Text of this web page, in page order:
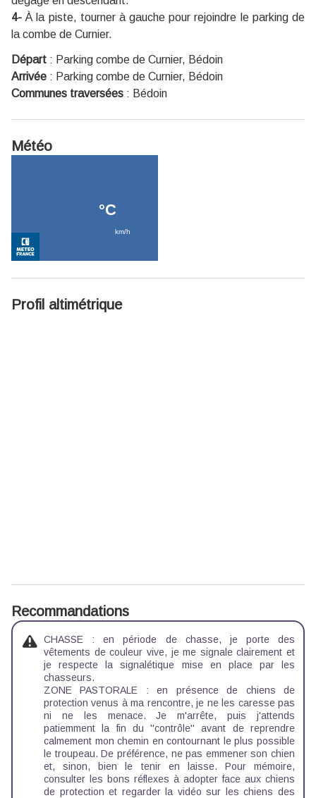
4- À la piste, tourner à gauche pour rejoindre le parking de
la combe de Curnier.
Départ : Parking combe de Curnier, Bédoin
Arrivée : Parking combe de Curnier, Bédoin
Communes traversées : Bédoin
Météo
Profil altimétrique
Recommandations
CHASSE : en période de chasse, je porte des
vêtements de couleur vive, je me signale clairement et
je respecte la signalétique mise en place par les
chasseurs.
ZONE PASTORALE : en présence de chiens de
protection venus à ma rencontre, je ne les caresse pas
ni ne les menace. Je m'arrête, puis j'attends
patiemment la fin du ''contrôle'' avant de reprendre
calmement mon chemin en contournant le plus possible
le troupeau. De préférence, ne pas emmener son chien
et, sinon, bien le tenir en laisse. Pour mémoire,
consulter les bons réflexes à adopter face aux chiens
de protection et regarder la vidéo sur les chiens des